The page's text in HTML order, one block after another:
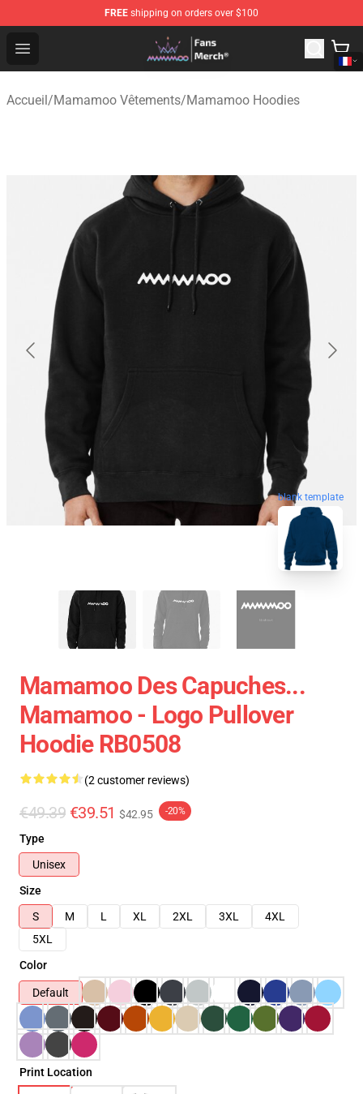
FREE shipping on orders over $100
Open menu
Mamamoo Store - Official Mamamoo Merchandise Shop
Accueil/Mamamoo Vêtements/Mamamoo Hoodies
blank template
Mamamoo Des Capuches...
Mamamoo - Logo Pullover
Hoodie RB0508
(2 customer reviews)
€49.39 €39.51 $42.95 -20%
Type
Unisex
Size
S
M L XL 2XL 3XL
4XL
5XL
Color
Default
Print Location